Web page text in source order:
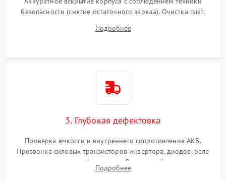
безопасности (снятие остаточного заряда). Очистка плат,
и кистей для предотвращения перегрева и замыканий.
Подробнее
3. Глубокая дефектовка
Проверка емкости и внутреннего сопротивления АКБ.
Прозвонка силовых транзисторов инвертора, диодов, реле
переключения и трансформатора. Визуальный поиск вздутых
конденсаторов и прогаров на печатной плате.
Подробнее